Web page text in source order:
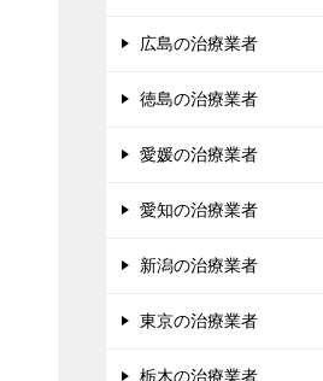
広島の治療業者
徳島の治療業者
愛媛の治療業者
愛知の治療業者
新潟の治療業者
東京の治療業者
栃木の治療業者